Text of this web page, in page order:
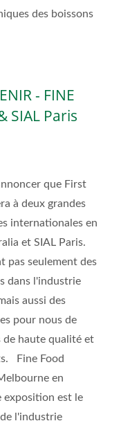
des boissons
- FINE
SIAL Paris
que First
à deux grandes
internationales en
et SIAL Paris.
pas seulement des
dans l'industrie
aussi des
pour nous de
haute qualité et
Fine Food
en
exposition est le
l'industrie